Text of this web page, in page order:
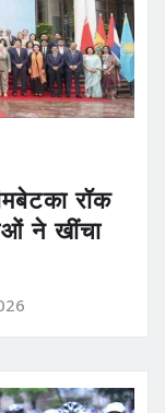
रॉक
ने खींचा